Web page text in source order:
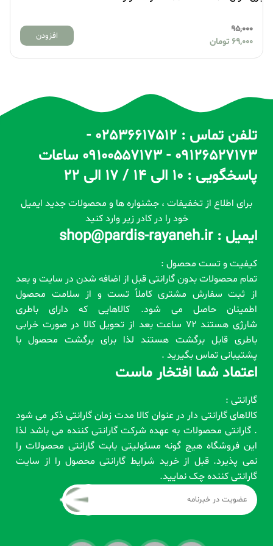
95,000
69,000 تومان
افزودن
تلفن تماس : 02536617512 -
09126527173 - 09100557173 ساعات
پاسخگویی : 10 الی 14 / 17 الی 22
برای اطلاع از تخفیفات ، جشنواره ها و محصولات جدید ایمیل
خود را در کادر زیر وارد کنید
ایمیل : shop@pardis-rayaneh.ir
کیفیت و تست محصول :
تمام محصولات بدون گارانتی قبل از اضافه شدن در سایت و بعد
از ثبت سفارش مشتری کاملاً تست و از سلامت محصول
اطمینان حاصل می شود. کالاهایی که دارای باطری
شارژی هستند 72 ساعت بعد از تحویل کالا در صورت خرابی
باطری قابل برگشت هستند لذا برای برگشت محصول با
پشتیبانی تماس بگیرید .
اعتماد شما افتخار ماست
گارانتی :
کالاهای گارانتی دار در عنوان کالا مدت زمان گارانتی ذکر می شود
. گارانتی محصولات به عهده شرکت گارانتی کننده می باشد لذا
این فروشگاه هیچ گونه مسئولیتی بابت گارانتی محصولات را
نمی پذیرد. قبل از خرید شرایط گارانتی محصول را از سایت
گارانتی کننده چک نمایید.